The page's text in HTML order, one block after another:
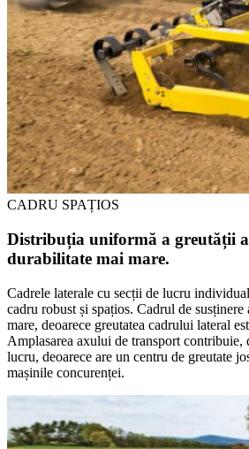
CADRU SPAȚIOS
Distribuția uniformă a greutății
durabilitate mai mare.
Cadrele laterale cu secții de lucru
cadru robust și spațios. Cadrul de
mare, deoarece greutatea cadrului lateral
Amplasarea axului de transport contribuie,
lucru, deoarece are un centru de greutate
mașinile concurenței.